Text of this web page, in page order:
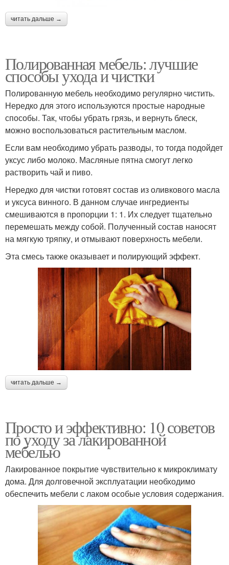
читать дальше →
Полированная мебель: лучшие
способы ухода и чистки
Полированную мебель необходимо регулярно чистить.
Нередко для этого используются простые народные
способы. Так, чтобы убрать грязь, и вернуть блеск,
можно воспользоваться растительным маслом.
Если вам необходимо убрать разводы, то тогда подойдет
уксус либо молоко. Масляные пятна смогут легко
растворить чай и пиво.
Нередко для чистки готовят состав из оливкового масла
и уксуса винного. В данном случае ингредиенты
смешиваются в пропорции 1: 1. Их следует тщательно
перемешать между собой. Полученный состав наносят
на мягкую тряпку, и отмывают поверхность мебели.
Эта смесь также оказывает и полирующий эффект.
читать дальше →
Просто и эффективно: 10 советов
по уходу за лакированной
мебелью
Лакированное покрытие чувствительно к микроклимату
дома. Для долговечной эксплуатации необходимо
обеспечить мебели с лаком особые условия содержания.